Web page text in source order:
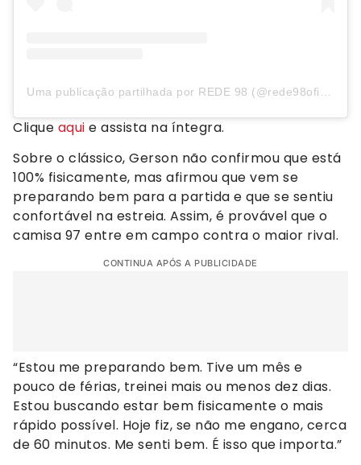
Clique aqui e assista na íntegra.
Sobre o clássico, Gerson não confirmou que está
100% fisicamente, mas afirmou que vem se
preparando bem para a partida e que se sentiu
confortável na estreia. Assim, é provável que o
camisa 97 entre em campo contra o maior rival.
CONTINUA APÓS A PUBLICIDADE
“Estou me preparando bem. Tive um mês e
pouco de férias, treinei mais ou menos dez dias.
Estou buscando estar bem fisicamente o mais
rápido possível. Hoje fiz, se não me engano, cerca
de 60 minutos. Me senti bem. É isso que importa.”